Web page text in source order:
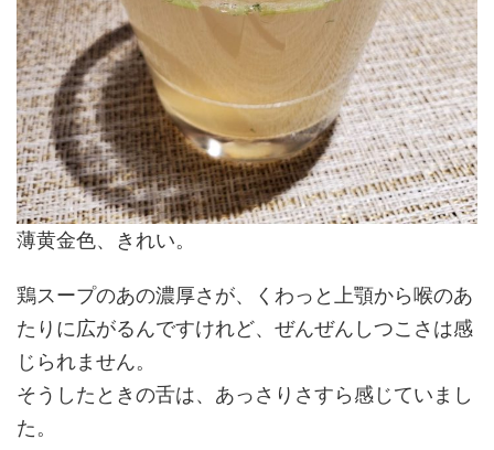
薄黄金色、きれい。
鶏スープのあの濃厚さが、くわっと上顎から喉のあ
たりに広がるんですけれど、ぜんぜんしつこさは感
じられません。
そうしたときの舌は、あっさりさすら感じていまし
た。